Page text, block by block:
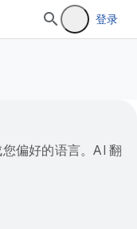
登录
偏好的语言。AI 翻